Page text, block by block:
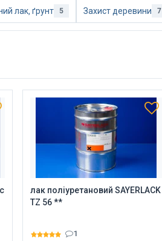
лак, ґрунт 5 Захист деревини 7
лак поліуретановий SAYERLACK
TZ 56 **
1